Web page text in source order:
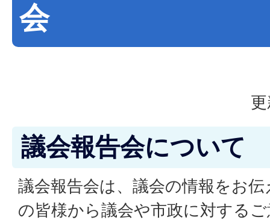
会
議会報告会について
議会報告会は、議会の情報をお
の皆様から議会や市政に対する